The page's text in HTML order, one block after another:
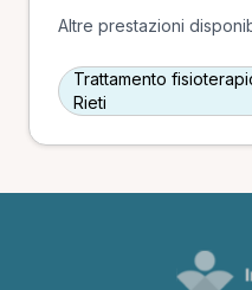
Altre prestazioni
Trattamento
Rieti